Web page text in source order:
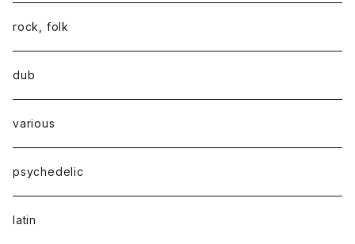
rock, folk
dub
various
psychedelic
latin